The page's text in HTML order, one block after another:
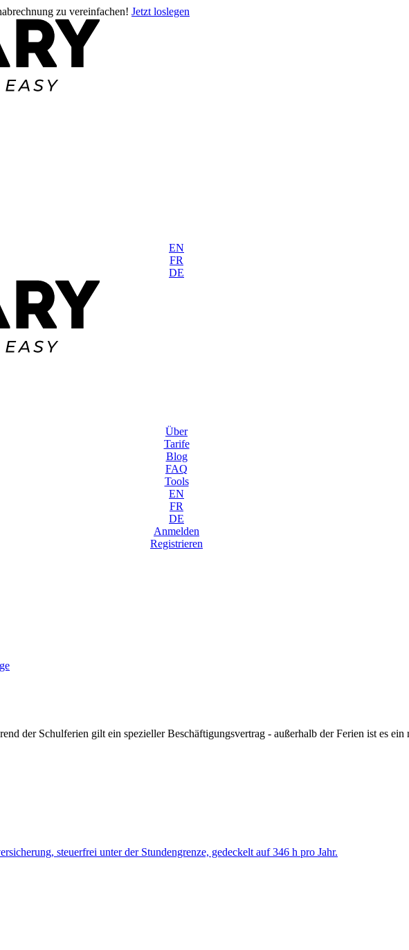
zu vereinfachen! Jetzt loslegen
EN
FR
DE
Über
Tarife
Blog
FAQ
Tools
EN
FR
DE
Anmelden
Registrieren
der Schulferien gilt ein spezieller Beschäftigungsvertrag - außerhalb der Ferien ist es
steuerfrei unter der Stundengrenze, gedeckelt auf 346 h pro Jahr.